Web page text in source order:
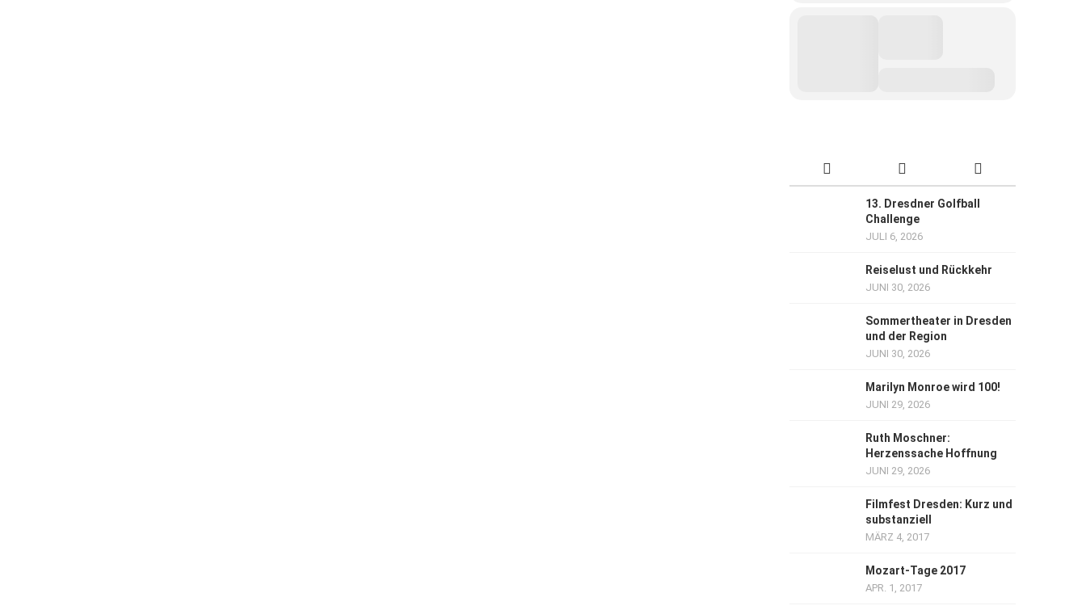
13. Dresdner Golfball
Challenge
JULI 6, 2026
Reiselust und Rückkehr
JUNI 30, 2026
Sommertheater in Dresden
und der Region
JUNI 30, 2026
Marilyn Monroe wird 100!
JUNI 29, 2026
Ruth Moschner:
Herzenssache Hoffnung
JUNI 29, 2026
Filmfest Dresden: Kurz und
substanziell
MÄRZ 4, 2017
Mozart-Tage 2017
APR. 1, 2017